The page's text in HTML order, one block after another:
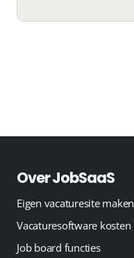
Over JobSaaS
Eigen vacaturesite maken
Vacaturesoftware kosten
Job board functies